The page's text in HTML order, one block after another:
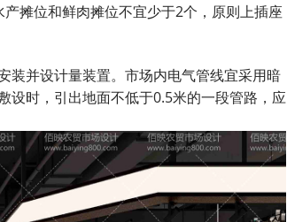
摊位和鲜肉摊位不宜少于2个，原则上插座
并设计量装置。市场内电气管线宜采用暗
设时，引出地面不低于0.5米的一段管路，应